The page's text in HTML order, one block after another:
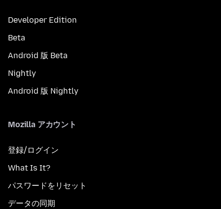
Developer Edition
Beta
Android 版 Beta
Nightly
Android 版 Nightly
Mozilla アカウント
登録/ログイン
What Is It?
パスワードをリセット
データの同期